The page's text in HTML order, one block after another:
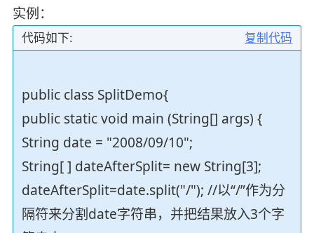
实例：
复制代码
代码如下:
public class SplitDemo{
public static void main (String[] args) {
String date = "2008/09/10";
String[ ] dateAfterSplit= new String[3];
dateAfterSplit=date.split("/"); //以“/”作为分
隔符来分割date字符串，并把结果放入3个字